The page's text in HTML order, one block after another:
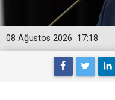
17:18
08 Ağustos 2026